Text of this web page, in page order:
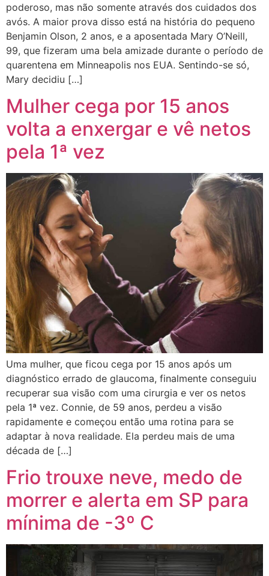
poderoso, mas não somente através dos cuidados dos
avós. A maior prova disso está na história do pequeno
Benjamin Olson, 2 anos, e a aposentada Mary O’Neill,
99, que fizeram uma bela amizade durante o período de
quarentena em Minneapolis nos EUA. Sentindo-se só,
Mary decidiu […]
Mulher cega por 15 anos
volta a enxergar e vê netos
pela 1ª vez
Uma mulher, que ficou cega por 15 anos após um
diagnóstico errado de glaucoma, finalmente conseguiu
recuperar sua visão com uma cirurgia e ver os netos
pela 1ª vez. Connie, de 59 anos, perdeu a visão
rapidamente e começou então uma rotina para se
adaptar à nova realidade. Ela perdeu mais de uma
década de […]
Frio trouxe neve, medo de
morrer e alerta em SP para
mínima de -3º C